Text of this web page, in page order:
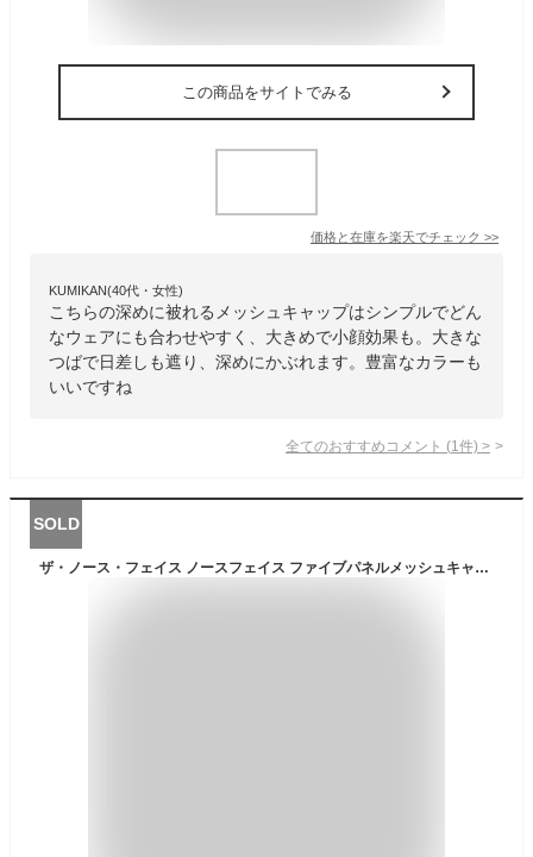
この商品をサイトでみる
価格と在庫を楽天でチェック >>
KUMIKAN(40代・女性)
こちらの深めに被れるメッシュキャップはシンプルでどん
なウェアにも合わせやすく、大きめで小顔効果も。大きな
つばで日差しも遮り、深めにかぶれます。豊富なカラーも
いいですね
全てのおすすめコメント (1 件) >
SOLD
ザ・ノース・フェイス ノースフェイス ファイブパネルメッシュキャップ Five Panel Mesh Cap ブラック NN02330 K 帽子 メンズ レディース 春 夏 夏用 日よけ 紫外線対策 UV 軽い 涼しい 蒸れない 釣り キャンプ